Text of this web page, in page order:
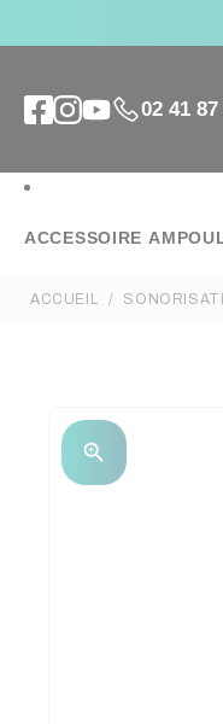
02 41
ACCESSOIRE
ACCUEIL
zoom_in